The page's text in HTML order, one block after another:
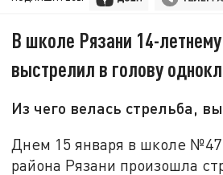
В школе Рязани 14-
выстрелил в голову
Из чего велась стрельба,
Днем 15 января в школе №47
района Рязани произошла